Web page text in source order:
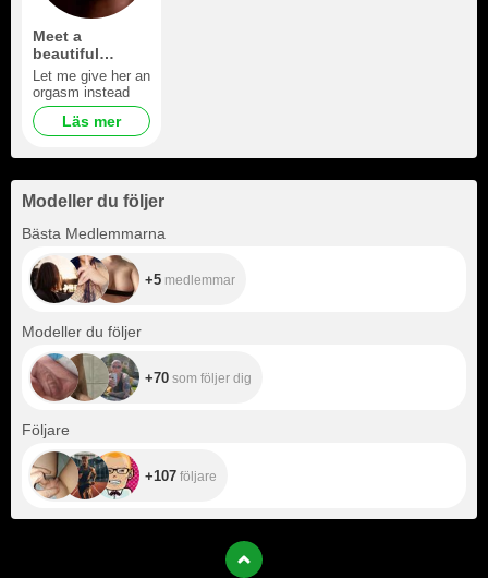
Meet a
beautiful
woman
Let me give her an
orgasm instead
Läs mer
Modeller du följer
Bästa Medlemmarna
+5 medlemmar
Modeller du följer
+70 som följer dig
Följare
+107 följare